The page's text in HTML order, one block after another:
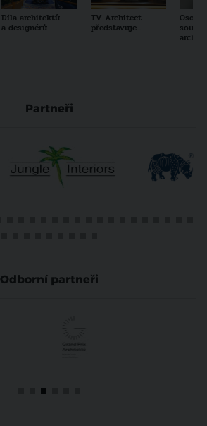
Díla architektů
a designérů
TV Architect
představuje...
Partneři
Odborní partneři